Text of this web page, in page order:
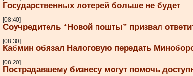
Государственных лотерей больше не будет
[08:40]
Соучредитель “Новой пошты” призвал
[08:30]
Кабмин обязал Налоговую передать
[08:20]
Пострадавшему бизнесу могут помочь